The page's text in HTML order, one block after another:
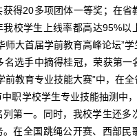
获得20多项团体一等奖；在省
我校学生上线率都高达95%以
师大首届学前教育高峰论坛”
名选手中摘得桂冠，荣获第一
前教育专业技能大赛”中，在
职学校学生专业技能抽测中
列第一。同时，我校学生还多
。在全国跳绳公开赛、西部民